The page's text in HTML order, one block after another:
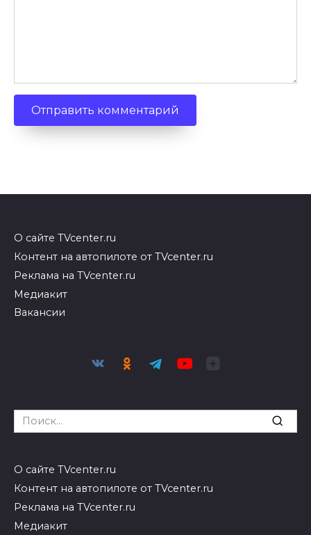
О сайте TVcenter.ru
Контент на автопилоте от TVcenter.ru
Реклама на TVcenter.ru
Медиакит
Вакансии
Search
for:
О сайте TVcenter.ru
Контент на автопилоте от TVcenter.ru
Реклама на TVcenter.ru
Медиакит